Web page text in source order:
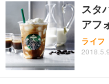
スタ
アフ
ライフ